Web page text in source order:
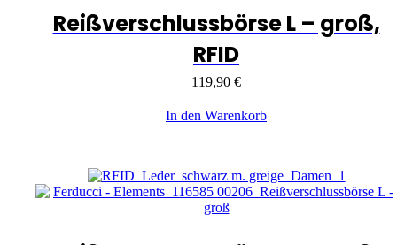
Reißverschlussbörse L – groß,
RFID
119,90 €
In den Warenkorb